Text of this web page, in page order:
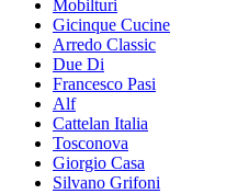
Mobilturi
Gicinque Cucine
Arredo Classic
Due Di
Francesco Pasi
Alf
Cattelan Italia
Tosconova
Giorgio Casa
Silvano Grifoni